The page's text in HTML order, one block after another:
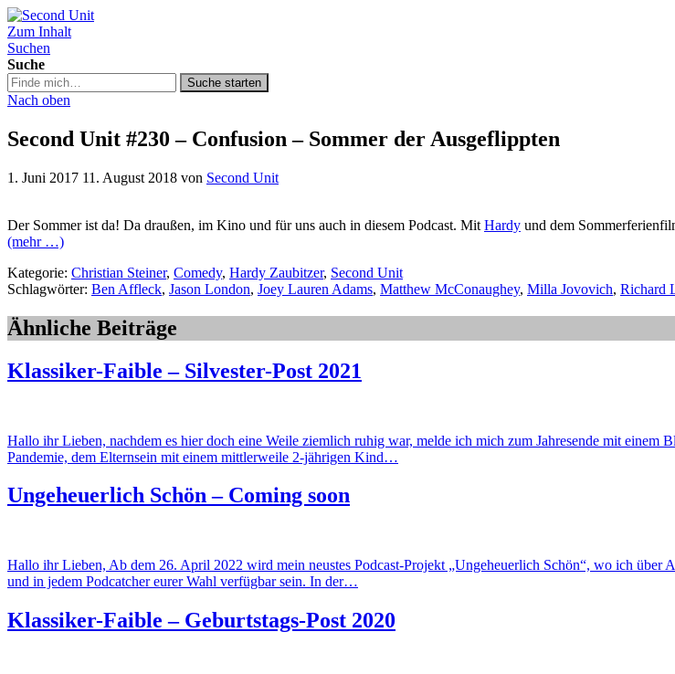
Second Unit
Zum Inhalt
Suchen
Suche
Suche
in
podcast.de/
Suche starten
Nach oben
Second Unit #230 – Confusion – Sommer der Ausgeflippten
1. Juni 2017 11. August 2018 von Second Unit
Der Sommer ist da! Da draußen, im Kino und für uns auch in diesem Podcast. Mit Hardy und dem
(mehr …)
Kategorie: Christian Steiner, Comedy, Hardy Zaubitzer, Second Unit
Schlagwörter: Ben Affleck, Jason London, Joey Lauren Adams, Matthew McConaughey, Milla Jovovich, Richard
Ähnliche Beiträge
Klassiker-Faible – Silvester-Post 2021
Hallo ihr Lieben, nachdem es hier doch eine Weile ziemlich ruhig war, melde ich mich zum Jahresende mit
Pandemie, dem Elternsein mit einem mittlerweile 2-jährigen Kind…
Ungeheuerlich Schön – Coming soon
Hallo ihr Lieben, Ab dem 26. April 2022 wird mein neustes Podcast-Projekt „Ungeheuerlich Schön“, wo ich über
und in jedem Podcatcher eurer Wahl verfügbar sein. In der…
Klassiker-Faible – Geburtstags-Post 2020